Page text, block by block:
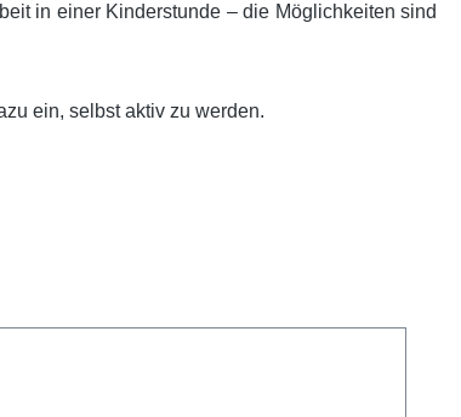
in einer Kinderstunde – die Möglichkeiten sind
ein, selbst aktiv zu werden.